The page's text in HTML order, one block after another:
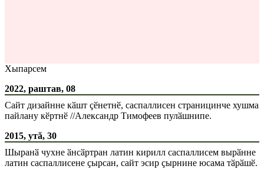
Хыпарсем
2022, раштав, 08
Сайт дизайнне кӑшт ҫӗнетнӗ, саспаллисен страницинче хушма
пайлану кӗртнӗ //Александр Тимофеев пулӑшнипе.
2015, утă, 30
Шыранӑ чухне ӑнсӑртран латин кирилл саспаллисем вырӑнне
латин саспаллисене ҫырсан, сайт эсир ҫырнине юсама тӑрӑшӗ.